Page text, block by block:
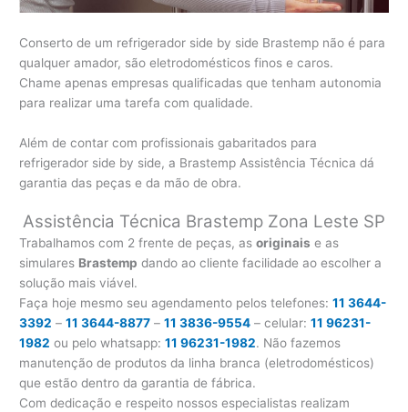
Conserto de um refrigerador side by side Brastemp não é para
qualquer amador, são eletrodomésticos finos e caros.
Chame apenas empresas qualificadas que tenham autonomia
para realizar uma tarefa com qualidade.
Além de contar com profissionais gabaritados para
refrigerador side by side, a Brastemp Assistência Técnica dá
garantia das peças e da mão de obra.
Assistência Técnica Brastemp Zona Leste SP
Trabalhamos com 2 frente de peças, asoriginais e as
simulares Brastemp dando ao cliente facilidade ao escolher a
solução mais viável.
Faça hoje mesmo seu agendamento pelos telefones:11 3644-
3392 –11 3644-8877 –11 3836-9554 – celular:11 96231-
1982 ou pelo whatsapp:11 96231-1982. Não fazemos
manutenção de produtos da linha branca (eletrodomésticos)
que estão dentro da garantia de fábrica.
Com dedicação e respeito nossos especialistas realizam